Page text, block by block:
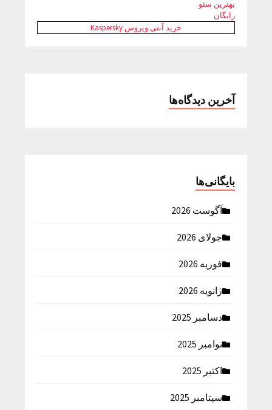
بهترین سئو
رایگان
خرید آنتی ویروس Kaspersky
آخرین دیدگاه‌ها
بایگانی‌ها
آگوست 2026
جولای 2026
فوریه 2026
ژانویه 2026
دسامبر 2025
نوامبر 2025
اکتبر 2025
سپتامبر 2025